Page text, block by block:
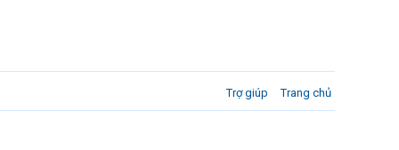
Trợ giúp Trang chủ